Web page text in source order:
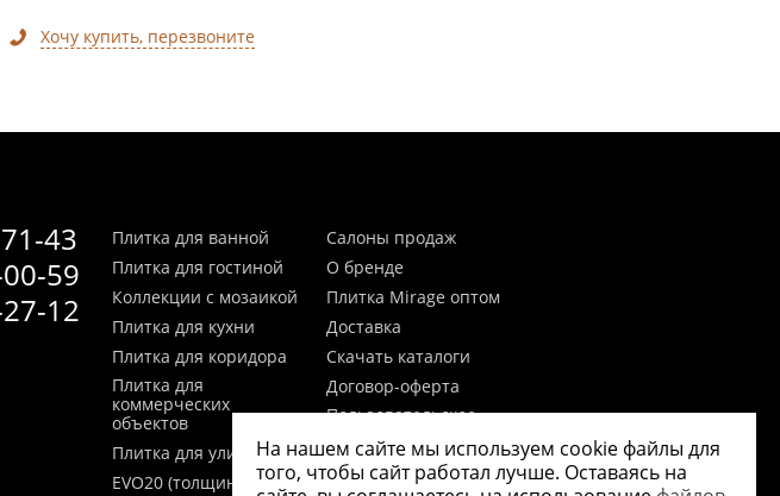
Хочу купить, перезвоните
43
59
12
Плитка для ванной
Плитка для гостиной
Коллекции с мозаикой
Плитка для кухни
Плитка для коридора
Плитка для
коммерческих
объектов
Плитка для улицы
EVO20 (толщина 20мм)
Салоны продаж
О бренде
Плитка Mirage оптом
Доставка
Скачать каталоги
Договор-оферта
Пользовательское
Согласие на обработку
персональных данных
На нашем сайте мы используем cookie файлы для
того, чтобы сайт работал лучше. Оставаясь на